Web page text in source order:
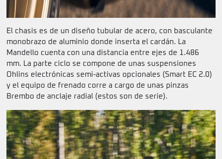
El chasis es de un diseño tubular de acero, con basculante
monobrazo de aluminio donde inserta el cardán. La
Mandello cuenta con una distancia entre ejes de 1.486
mm. La parte ciclo se compone de unas suspensiones
Ohlins electrónicas semi-activas opcionales (Smart EC 2.0)
y el equipo de frenado corre a cargo de unas pinzas
Brembo de anclaje radial (estos son de serie).